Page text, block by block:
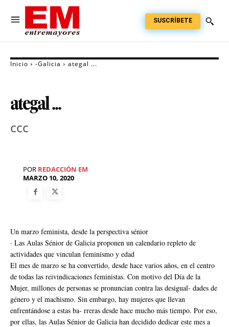
SUSCRÍBETE
Inicio -Galicia ategal ...
ategal ...
ccc
POR REDACCIÓN EM
MARZO 10, 2020
Un marzo feminista, desde la perspectiva sénior
· Las Aulas Sénior de Galicia proponen un calendario repleto de
actividades que vinculan feminismo y edad
El mes de marzo se ha convertido, desde hace varios años, en el centro
de todas las reivindicaciones feministas. Con motivo del Día de la
Mujer, millones de personas se pronuncian contra las desigual- dades de
género y el machismo. Sin embargo, hay mujeres que llevan
enfrentándose a estas ba- rreras desde hace mucho más tiempo. Por eso,
por ellas, las Aulas Sénior de Galicia han decidido dedicar este mes a